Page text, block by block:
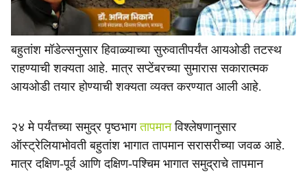
बहुतांश मॉडेल्सनुसार हिवाळ्याच्या सुरुवातीपर्यंत आयओडी तटस्थ
राहण्याची शक्यता आहे. मात्र सप्टेंबरच्या सुमारास सकारात्मक
आयओडी तयार होण्याची शक्यता व्यक्त करण्यात आली आहे.
२४ मे पर्यंतच्या समुद्र पृष्ठभागतापमानविश्लेषणानुसार
ऑस्ट्रेलियाभोवती बहुतांश भागात तापमान सरासरीच्या जवळ आहे.
मात्र दक्षिण-पूर्व आणि दक्षिण-पश्चिम भागात समुद्राचे तापमान